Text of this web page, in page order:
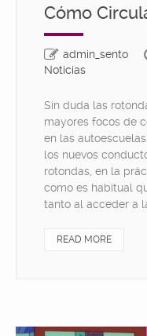
Cómo
admin_sento
Noticias
Sin duda las
mayores focos de
en las
los nuevos
rotondas, en la
como es habitual
tanto al acceder a
READ MORE